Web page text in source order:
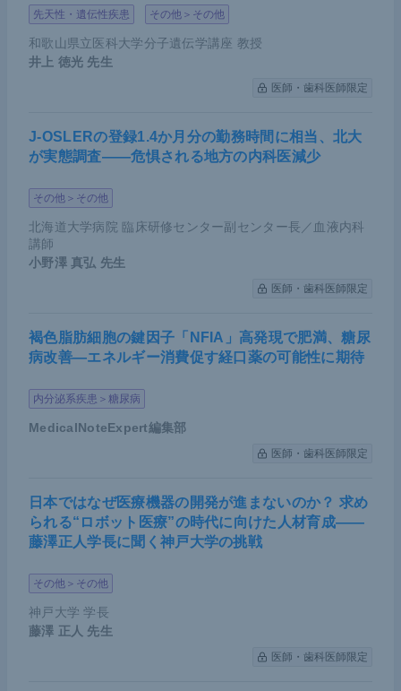
TPS≧1の集団におけるPFS、OSが主要評価項目と
なっている。
＜CheckMate648試験＞加藤氏講演資料（提供：加藤氏）
まずOSに関して、Chemo＋NIVO群はChemo群に対
してTPS≧1の集団、全体集団共に優越性を示した
ード比 = 0.74）。
Chemoフリー群については、化学療法が入らないぶ
るという点では化学療法が入った治療が効果を発揮
するが、イピリムマブ＋ニボルマブが効果のある症
例に対しては、その後の経過で非常に長く効果を発
揮している。その傾向はTPS≧1％の集団においてよ
ポジティブな結果となった。
先天性・遺伝性疾患 その他＞その他
和歌山県立医科大学分子遺伝学講座 教授
井上 徳光 先生
医師・歯科医師限定
J-OSLERの登録1.4か月分の勤務時間に相当、北大
が実態調査――危惧される地方の内科医減少
その他＞その他
北海道大学病院 臨床研修センター副センター長／血液内科
講師
小野澤 真弘 先生
医師・歯科医師限定
褐色脂肪細胞の鍵因子「NFIA」高発現で肥満、糖尿
病改善―エネルギー消費促す経口薬の可能性に期待
内分泌系疾患＞糖尿病
MedicalNoteExpert編集部
医師・歯科医師限定
日本ではなぜ医療機器の開発が進まないのか？ 求め
られる“ロボット医療”の時代に向けた人材育成――
藤澤正人学長に聞く神戸大学の挑戦
その他＞その他
神戸大学 学長
藤澤 正人 先生
医師・歯科医師限定